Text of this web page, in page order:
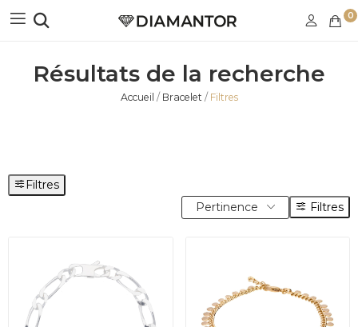
0
Résultats de la recherche
Accueil Bracelet Filtres
Filtres
Pertinence
Filtres